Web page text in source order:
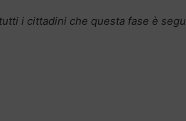
i cittadini che questa fase è